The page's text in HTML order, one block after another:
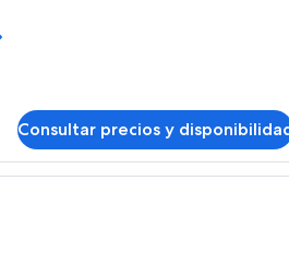
Consultar precios y